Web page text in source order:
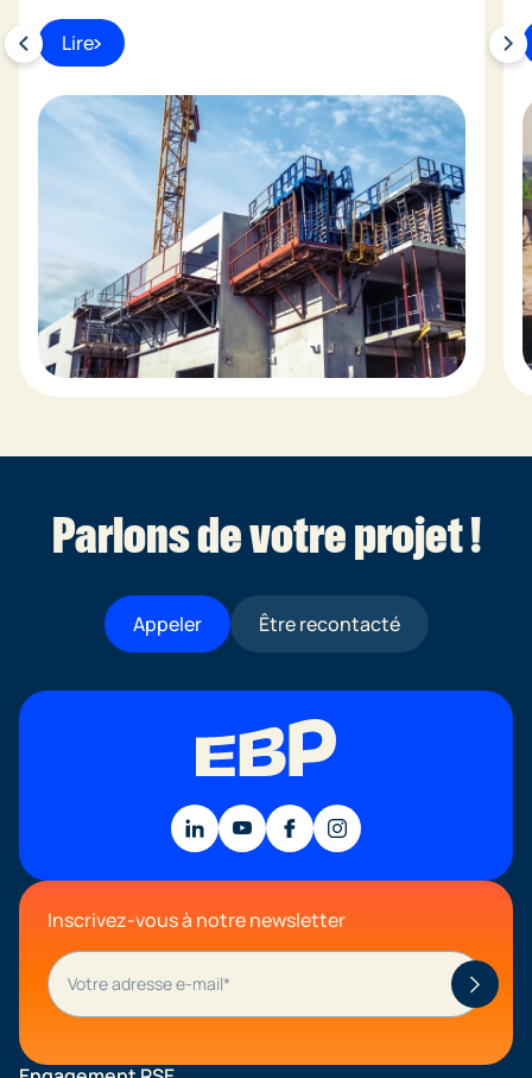
Lire
Parlons de votre projet !
Appeler Être recontacté
Inscrivez-vous à notre newsletter